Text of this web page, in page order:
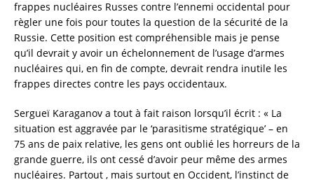
frappes nucléaires Russes contre l’ennemi occidental pour
règler une fois pour toutes la question de la sécurité de la
Russie. Cette position est compréhensible mais je pense
qu’il devrait y avoir un échelonnement de l’usage d’armes
nucléaires qui, en fin de compte, devrait rendra inutile les
frappes directes contre les pays occidentaux.
Sergueï Karaganov a tout à fait raison lorsqu’il écrit : « La
situation est aggravée par le ‘parasitisme stratégique’ – en
75 ans de paix relative, les gens ont oublié les horreurs de la
grande guerre, ils ont cessé d’avoir peur même des armes
nucléaires. Partout , mais surtout en Occident, l’instinct de